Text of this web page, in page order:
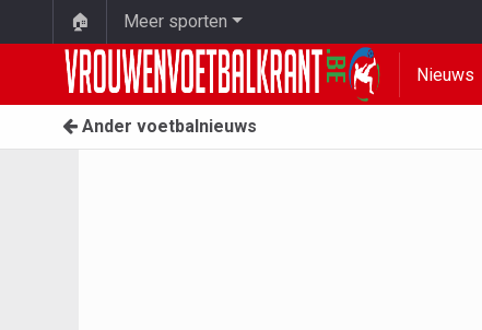
🏠 Meer sporten
Nieuws
Ander voetbalnieuws